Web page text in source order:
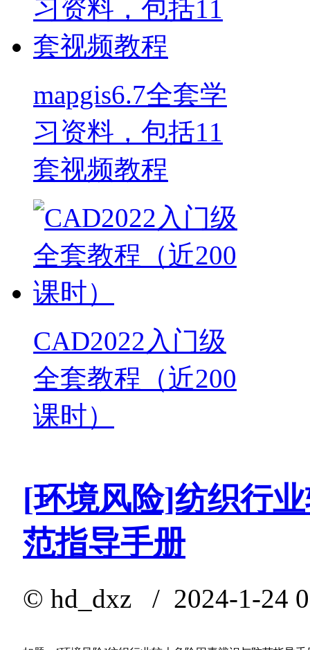
mapgis6.7全套学
习资料，包括11
套视频教程
CAD2022入门级
全套教程（近200
课时）
[环境风险]纺织行
范指导手册
© hd_dxz / 2024-1-24